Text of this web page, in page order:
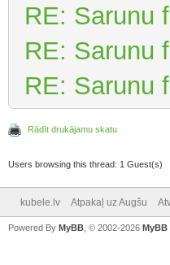
RE: Sarunu
RE: Sarunu
RE: Sarunu
Rādīt drukājamu skatu
Users browsing this thread: 1 Guest(s)
kubele.lv Atpakaļ uz Augšu
Powered By MyBB , © 2002-2026 MyBB